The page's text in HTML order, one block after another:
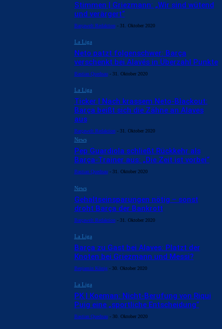
Stimmen | Griezmann: „Wir sind wütend
und verärgert“
Barçawelt Redaktion - 31. Oktober 2020
La Liga
Neto patzt folgenschwer: Barça
verschenkt bei Alavés in Überzahl Punkte
Bastian Quednau - 31. Oktober 2020
La Liga
Ticker | Nach krassem Neto-Blackout:
Barça beißt sich die Zähne an Alaves
aus
Barçawelt Redaktion - 31. Oktober 2020
News
Pep Guardiola schließt Rückkehr als
Barça-Trainer aus: „Die Zeit ist vorbei“
Bastian Quednau - 31. Oktober 2020
News
Gehaltseinsparungen nötig – sonst
droht Barça der Bankrott
Barçawelt Redaktion - 31. Oktober 2020
La Liga
Barça zu Gast bei Alaves: Platzt der
Knoten bei Griezmann und Messi?
Benjamin König - 30. Oktober 2020
La Liga
PK | Koeman: Nicht-Berufung von Riqui
Puig eine „sportliche Entscheidung“
Bastian Quednau - 30. Oktober 2020